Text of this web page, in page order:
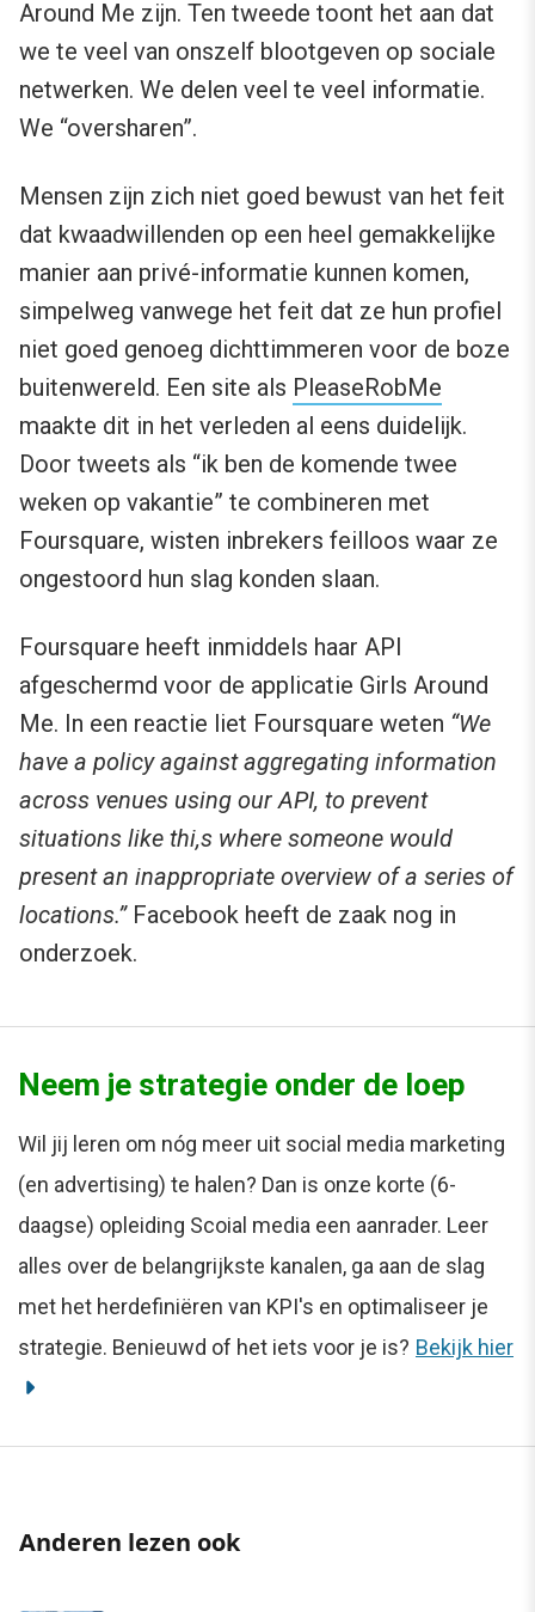
Around Me zijn. Ten tweede toont het aan dat
we te veel van onszelf blootgeven op sociale
netwerken. We delen veel te veel informatie.
We “oversharen”.
Mensen zijn zich niet goed bewust van het feit
dat kwaadwillenden op een heel gemakkelijke
manier aan privé-informatie kunnen komen,
simpelweg vanwege het feit dat ze hun profiel
niet goed genoeg dichttimmeren voor de boze
buitenwereld. Een site als PleaseRobMe
maakte dit in het verleden al eens duidelijk.
Door tweets als “ik ben de komende twee
weken op vakantie” te combineren met
Foursquare, wisten inbrekers feilloos waar ze
ongestoord hun slag konden slaan.
Foursquare heeft inmiddels haar API
afgeschermd voor de applicatie Girls Around
Me. In een reactie liet Foursquare weten “We
have a policy against aggregating information
across venues using our API, to prevent
situations like thi,s where someone would
present an inappropriate overview of a series of
locations.”Facebook heeft de zaak nog in
onderzoek.
Neem je strategie onder de loep
Wil jij leren om nóg meer uit social media marketing
(en advertising) te halen? Dan is onze korte (6-
daagse) opleiding Scoial media een aanrader. Leer
alles over de belangrijkste kanalen, ga aan de slag
met het herdefiniëren van KPI's en optimaliseer je
strategie. Benieuwd of het iets voor je is? Bekijk hier
Anderen lezen ook